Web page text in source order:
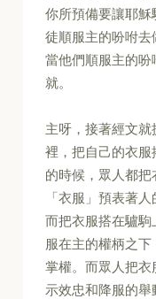
你所預備要讓耶
徒順服主的吩咐去
當他們順服主的
就。
主呀，接著經文
裡，把自己的衣
的時候，眾人都
「衣服」預表著
而把衣服搭在驢
服在主的權柄之
掌權。而眾人把
示效忠和降服的舉